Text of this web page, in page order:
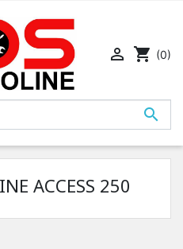

 shopping_cart (0)
ACCESS 250